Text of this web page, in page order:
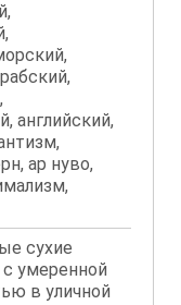
английский,
ар нуво,
сухие
умеренной
в уличной